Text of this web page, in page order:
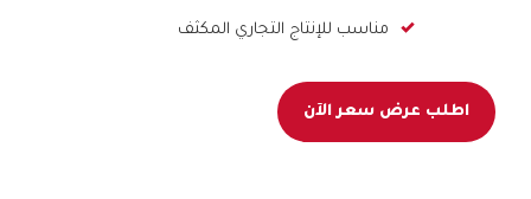
مناسب للإنتاج التجاري المكثف
اطلب عرض سعر الآن